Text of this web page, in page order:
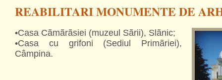
REABILITARI MONUMENTE DE
•Casa Cãmãrãsiei (muzeul Sãrii), Slãnic;
•Casa cu grifoni (Sediul Primãriei),
Câmpina.